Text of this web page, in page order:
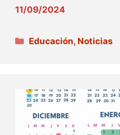
11/09/2024
Categorías
Educación, Noticias